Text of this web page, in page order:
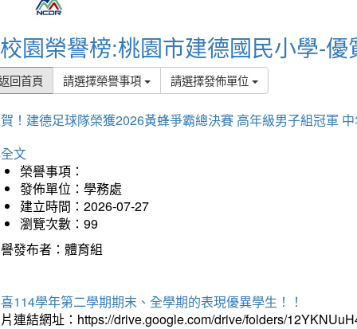
校園榮譽榜:桃園市建德國民小學-優
回首頁 請選擇榮譽事項 請選擇發佈單位
！建德足球隊榮獲2026黃蜂爭霸總決賽 高年級男子組冠軍
文
榮譽事項：
發佈單位：學務處
建立時間：2026-07-27
瀏覽次數：99
發布者：體育組
114學年第二學期期末、全學期的表現優異學生！！
連結網址：https://drive.google.com/drive/folders/